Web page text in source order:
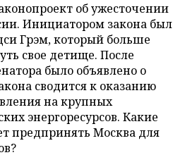
об ужесточении
Инициатором закона был
Грэм, который больше
свое детище. После
было объявлено о
сводится к оказанию
на крупных
энергоресурсов. Какие
предпринять Москва для